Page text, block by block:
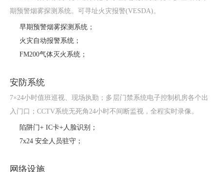
期预警烟雾探测系统。可寻址火灾报警(VESDA)。
早期预警烟雾探测系统；
火灾自动报警系统；
FM200气体灭火系统；
安防系统
7×24小时值班巡视、现场执勤；多层门禁系统电子控制机房各个出
入门口；CCTV系统无死角24小时不间断监视，全程实时录像。
陷阱门+ IC卡+人脸识别；
7x24 安全人员驻守；
网络设施